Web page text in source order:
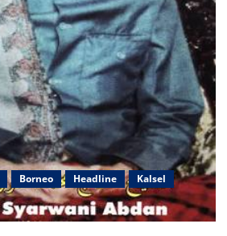
Borneo Headline
Kalsel